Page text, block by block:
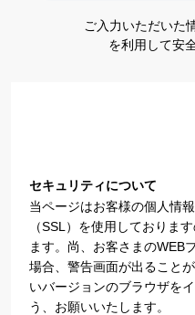
ご入力いただいた
を利用して安
セキュリティについて
当ページはお客様の個人情
（SSL）を使用しておりま
ます。尚、お客さまのWEB
場合、警告画面が出ること
いバージョンのブラウザを
う、お願いいたします。